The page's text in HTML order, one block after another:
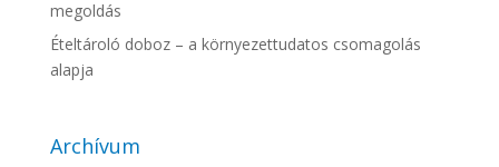
megoldás
Ételtároló doboz – a környezettudatos csomagolás
alapja
Archívum